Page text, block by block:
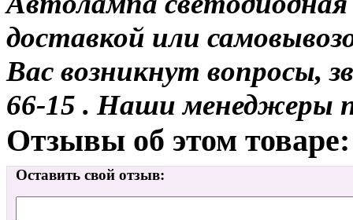
доставкой или
Вас возникнут вопросы,
66-15 . Наши менеджеры
Отзывы об этом товаре:
Оставить свой отзыв: